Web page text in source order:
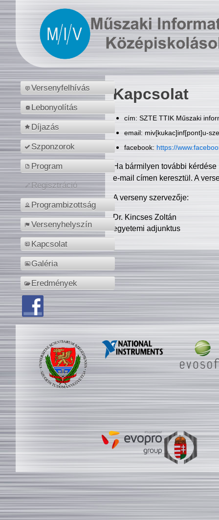
Versenyfelhívás
Lebonyolítás
Díjazás
Szponzorok
Program
Regisztráció
Programbizottság
Versenyhelyszín
Kapcsolat
Galéria
Eredmények
Kapcsolat
cím: SZTE TTIK Műszaki
email: miv[kukac]inf[pont]u-
facebook: https://
Ha bármilyen további
e-mail címen keresztül. A
A verseny szervezője:
Dr. Kincses Zoltán
egyetemi adjunktus